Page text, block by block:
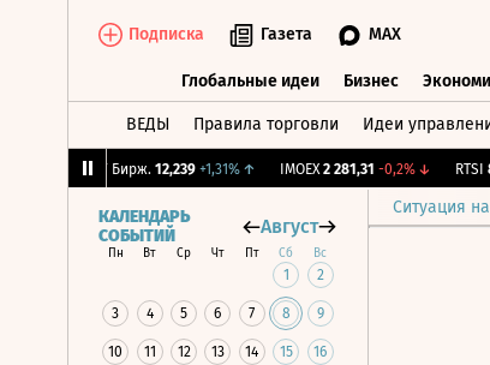
Подписка Газета MAX
Глобальные идеи Бизнес
ВЕДЫ Правила торговли Идеи
CNY Бирж. 12,239 +1,31%↑ IMOEX 2 281,31 -0,2%↓ RTSI
Ситуация
КАЛЕНДАРЬ
СОБЫТИЙ
Август
Пн Вт Ср Чт Пт Сб Вс
1 2
3 4 5 6 7 8 9
10 11 12 13 14 15 16